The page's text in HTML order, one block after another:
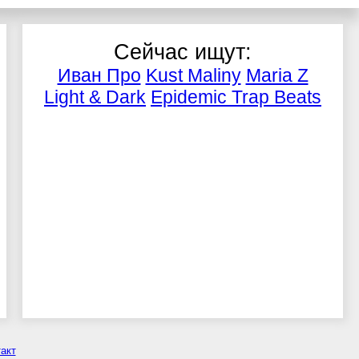
Сейчас ищут:
Иван Про Kust Maliny Maria Z
Light & Dark Epidemic Trap Beats